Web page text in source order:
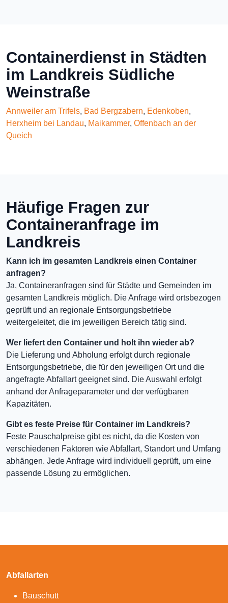
Containerdienst in Städten
im Landkreis Südliche
Weinstraße
Annweiler am Trifels, Bad Bergzabern, Edenkoben,
Herxheim bei Landau, Maikammer, Offenbach an der
Queich
Häufige Fragen zur
Containeranfrage im
Landkreis
Kann ich im gesamten Landkreis einen Container
anfragen?
Ja, Containeranfragen sind für Städte und Gemeinden im
gesamten Landkreis möglich. Die Anfrage wird ortsbezogen
geprüft und an regionale Entsorgungsbetriebe
weitergeleitet, die im jeweiligen Bereich tätig sind.
Wer liefert den Container und holt ihn wieder ab?
Die Lieferung und Abholung erfolgt durch regionale
Entsorgungsbetriebe, die für den jeweiligen Ort und die
angefragte Abfallart geeignet sind. Die Auswahl erfolgt
anhand der Anfrageparameter und der verfügbaren
Kapazitäten.
Gibt es feste Preise für Container im Landkreis?
Feste Pauschalpreise gibt es nicht, da die Kosten von
verschiedenen Faktoren wie Abfallart, Standort und Umfang
abhängen. Jede Anfrage wird individuell geprüft, um eine
passende Lösung zu ermöglichen.
Abfallarten
Bauschutt